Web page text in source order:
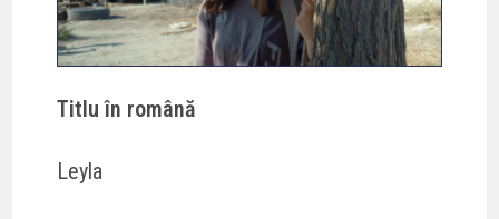
Titlu în română
Leyla